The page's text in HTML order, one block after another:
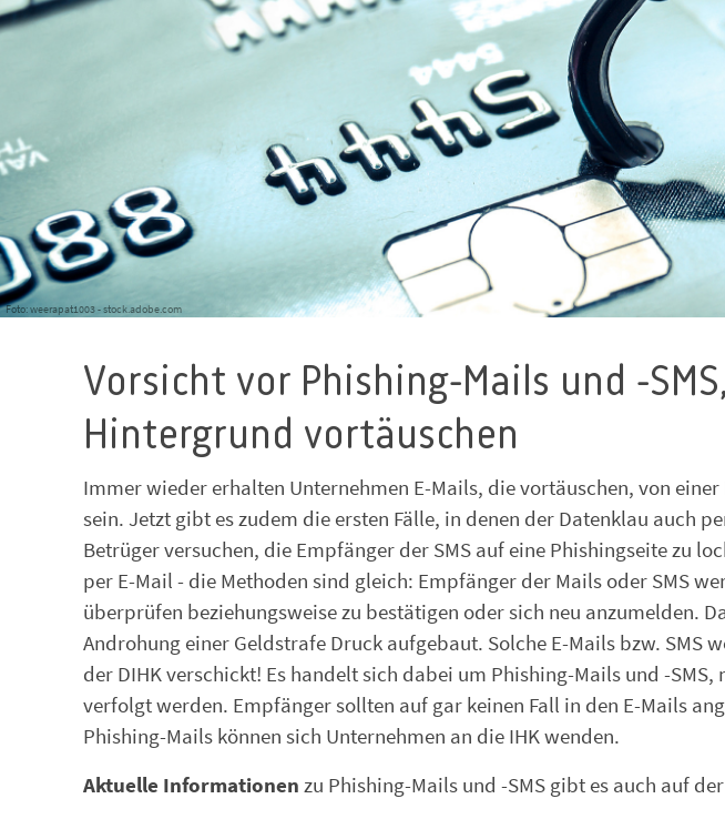
Foto: weerapat1003 - stock.adobe.com
Vorsicht vor Phishing-Mails und -
Hintergrund vortäuschen
Immer wieder erhalten Unternehmen E-Mails, die vortäuschen, von
sein. Jetzt gibt es zudem die ersten Fälle, in denen der Datenklau auch
Betrüger versuchen, die Empfänger der SMS auf eine Phishingseite zu
per E-Mail - die Methoden sind gleich: Empfänger der Mails oder SMS
überprüfen beziehungsweise zu bestätigen oder sich neu anzumelden.
Androhung einer Geldstrafe Druck aufgebaut. Solche E-Mails bzw. SMS
der DIHK verschickt! Es handelt sich dabei um Phishing-Mails und -
verfolgt werden. Empfänger sollten auf gar keinen Fall in den E-Mails
Phishing-Mails können sich Unternehmen an die IHK wenden.
Aktuelle Informationen zu Phishing-Mails und -SMS gibt es auch auf